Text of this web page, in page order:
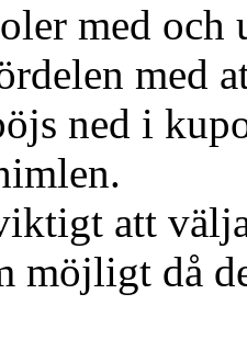
med och
med
ned i
att
möjligt då